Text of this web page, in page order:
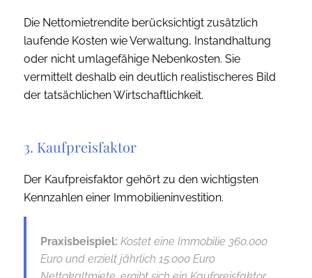
Die Nettomietrendite berücksichtigt zusätzlich
laufende Kosten wie Verwaltung, Instandhaltung
oder nicht umlagefähige Nebenkosten. Sie
vermittelt deshalb ein deutlich realistischeres Bild
der tatsächlichen Wirtschaftlichkeit.
3. Kaufpreisfaktor
Der Kaufpreisfaktor gehört zu den wichtigsten
Kennzahlen einer Immobilieninvestition.
Praxisbeispiel: Kostet eine Immobilie 360.000
Euro und erzielt jährlich 15.000 Euro